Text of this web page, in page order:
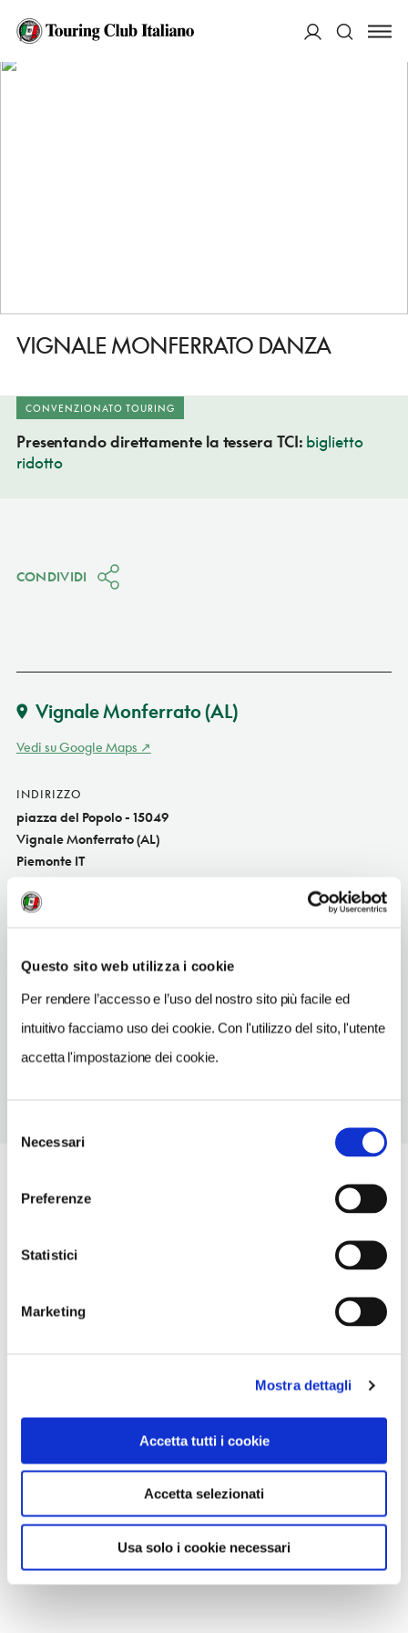
Questo sito web utilizza i cookie
Per rendere l’accesso e l’uso del nostro sito più facile ed
intuitivo facciamo uso dei cookie. Con l'utilizzo del sito, l'utente
accetta l'impostazione dei cookie.
delNecessari
Preferenze
Statistici
Marketing
Mostra dettagli
Accetta tutti i cookie
Accetta selezionati
Usa solo i cookie necessari
HOME
VIGNALE MONFERRATO DANZA
VIGNALE MONFERRATO DANZA
CONVENZIONATO TOURING
Presentando direttamente la tessera TCI: biglietto
ridotto
CONDIVIDI
Vignale Monferrato(AL)
Vedi su Google Maps
INDIRIZZO
piazza del Popolo - 15049
Vignale Monferrato (AL)
Piemonte IT
SITO WEB
vignale@piemontedalvivo.it
3201532452